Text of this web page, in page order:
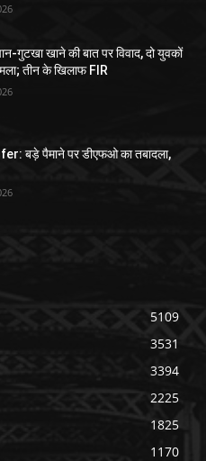
गुटखा खाने की बात पर विवाद, दो युवकों
तीन के खिलाफ FIR
बड़े पैमाने पर डीएफओ का तबादला,
5109
3531
3394
2225
1825
1170